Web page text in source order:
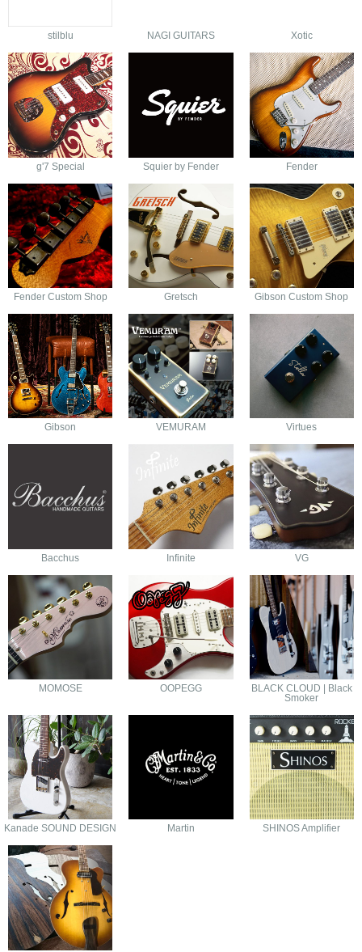
stilblu NAGI GUITARS Xotic
g'7 Special Squier by Fender Fender
Fender Custom Shop Gretsch Gibson Custom Shop
Gibson VEMURAM Virtues
Bacchus Infinite VG
MOMOSE OOPEGG
BLACK CLOUD | Black
Smoker
Kanade SOUND DESIGN Martin SHINOS Amplifier